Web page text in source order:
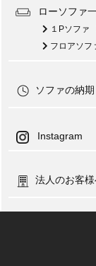
ローソファ
１Pソファ
フロアソフ
ソファの納期
Instagram
法人のお客